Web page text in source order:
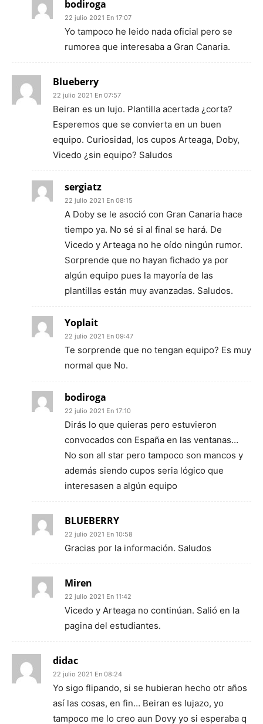
bodiroga
22 julio 2021 En 17:07
Yo tampoco he leido nada oficial pero se
rumorea que interesaba a Gran Canaria.
Blueberry
22 julio 2021 En 07:57
Beiran es un lujo. Plantilla acertada ¿corta?
Esperemos que se convierta en un buen
equipo. Curiosidad, los cupos Arteaga, Doby,
Vicedo ¿sin equipo? Saludos
sergiatz
22 julio 2021 En 08:15
A Doby se le asoció con Gran Canaria hace
tiempo ya. No sé si al final se hará. De
Vicedo y Arteaga no he oído ningún rumor.
Sorprende que no hayan fichado ya por
algún equipo pues la mayoría de las
plantillas están muy avanzadas. Saludos.
Yoplait
22 julio 2021 En 09:47
Te sorprende que no tengan equipo? Es muy
normal que No.
bodiroga
22 julio 2021 En 17:10
Dirás lo que quieras pero estuvieron
convocados con España en las ventanas…
No son all star pero tampoco son mancos y
además siendo cupos seria lógico que
interesasen a algún equipo
BLUEBERRY
22 julio 2021 En 10:58
Gracias por la información. Saludos
Miren
22 julio 2021 En 11:42
Vicedo y Arteaga no continúan. Salió en la
pagina del estudiantes.
didac
22 julio 2021 En 08:24
Yo sigo flipando, si se hubieran hecho otr años
así las cosas, en fin… Beiran es lujazo, yo
tampoco me lo creo aun Dovy yo si esperaba q